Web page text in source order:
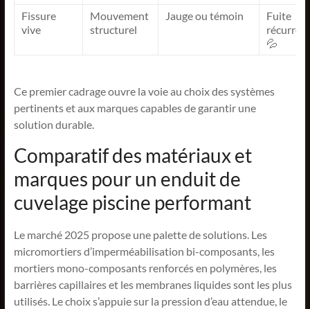
Fissure
vive
Mouvement
structurel
Jauge ou témoin
Fuite
💦
Ce premier cadrage ouvre la voie au choix des systèmes
pertinents et aux marques capables de garantir une
solution durable.
Comparatif des matériaux et
marques pour un enduit de
cuvelage piscine performant
Le marché 2025 propose une palette de solutions. Les
micromortiers d’imperméabilisation bi-composants, les
mortiers mono-composants renforcés en polymères, les
barrières capillaires et les membranes liquides sont les plus
utilisés. Le choix s’appuie sur la pression d’eau attendue, le